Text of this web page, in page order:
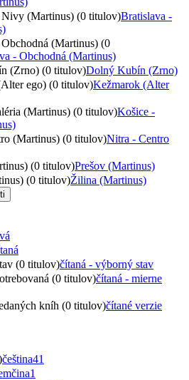
Nivy (Martinus) (0 titulov)Bratislava -
(Martinus) (0
- Obchodná (Martinus)
(Zrno) (0 titulov)Dolný Kubín (Zrno)
ego) (0 titulov)Kežmarok (Alter
(Martinus) (0 titulov)Košice -
(Martinus) (0 titulov)Nitra - Centro
(0 titulov)Prešov (Martinus)
(0 titulov)Žilina (Martinus)
(0 titulov)čítaná - výborný stav
(0 titulov)čítaná - mierne
kníh (0 titulov)čítané verzie
čeština41
1